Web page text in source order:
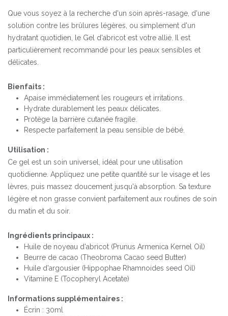
Que vous soyez à la recherche d'un soin après-rasage, d'une
solution contre les brûlures légères, ou simplement d'un
hydratant quotidien, le Gel d'abricot est votre allié. Il est
particulièrement recommandé pour les peaux sensibles et
délicates.
Bienfaits :
Apaise immédiatement les rougeurs et irritations.
Hydrate durablement les peaux délicates.
Protège la barrière cutanée fragile.
Respecte parfaitement la peau sensible de bébé.
Utilisation :
Ce gel est un soin universel, idéal pour une utilisation
quotidienne. Appliquez une petite quantité sur le visage et les
lèvres, puis massez doucement jusqu'à absorption. Sa texture
légère et non grasse convient parfaitement aux routines de soin
du matin et du soir.
Ingrédients principaux :
Huile de noyeau d'abricot (Prunus Armenica Kernel Oil)
Beurre de cacao (Theobroma Cacao seed Butter)
Huile d'argousier (Hippophae Rhamnoides seed Oil)
Vitamine E (Tocopheryl Acetate)
Informations supplémentaires :
Écrin : 30ml